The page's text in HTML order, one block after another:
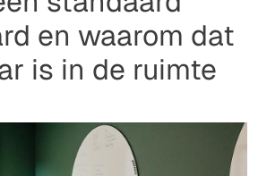
en waarom dat
is in de ruimte